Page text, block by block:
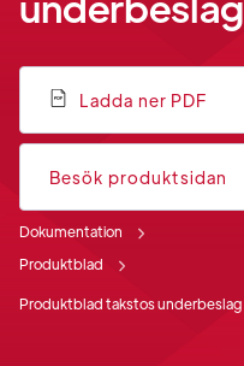
Ladda ner PDF
Besök produktsidan
Dokumentation
Produktblad
Produktblad takstos underbeslag